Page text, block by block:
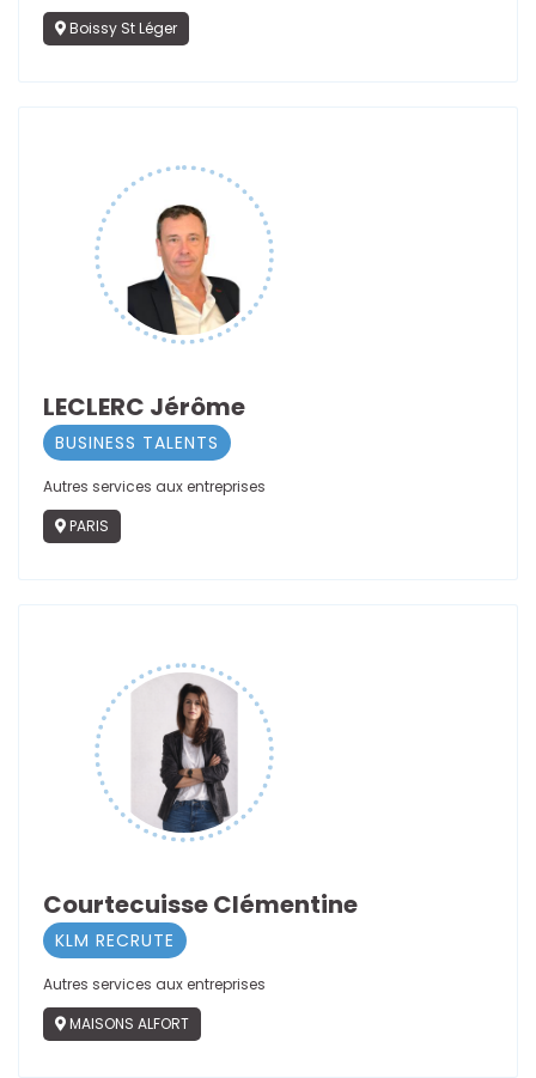
Boissy St Léger
LECLERC Jérôme
BUSINESS TALENTS
Autres services aux entreprises
PARIS
Courtecuisse Clémentine
KLM RECRUTE
Autres services aux entreprises
MAISONS ALFORT